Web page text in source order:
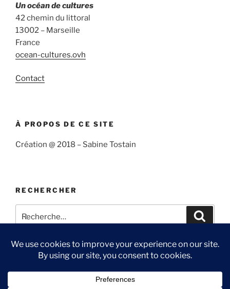
Un océan de cultures
42 chemin du littoral
13002 – Marseille
France
ocean-cultures.ovh
Contact
À PROPOS DE CE SITE
Création @ 2018 – Sabine Tostain
RECHERCHER
pour
Suivre
Me
Ma
Contact